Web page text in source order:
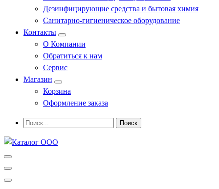
Дезинфицирующие средства и бытовая химия
Санитарно-гигиеническое оборудование
Контакты
О Компании
Обратиться к нам
Сервис
Магазин
Корзина
Оформление заказа